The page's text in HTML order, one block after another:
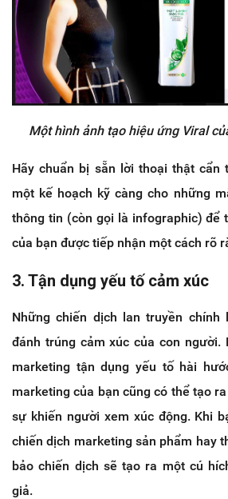
Một hình ảnh tạo hiệu ứng Viral
Hãy chuẩn bị sẵn lời thoại thật cẩn
một kế hoạch kỹ càng cho những
thông tin (còn gọi là infographic) để
của bạn được tiếp nhận một cách rõ
3. Tận dụng yếu tố cảm xúc
Những chiến dịch lan truyền chính
đánh trúng cảm xúc của con người.
marketing tận dụng yếu tố hài
marketing của bạn cũng có thể tạo
sự khiến người xem xúc động. Khi
chiến dịch marketing sản phẩm hay
bảo chiến dịch sẽ tạo ra một cú
giả.